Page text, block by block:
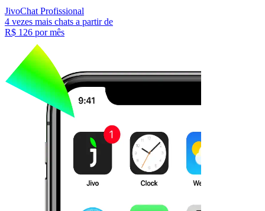
JivoChat Profissional
4 vezes mais chats a partir de
R$ 126 por mês